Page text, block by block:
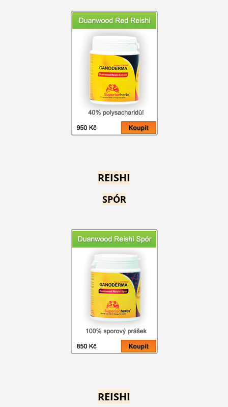
REISHI
SPÓR
REISHI